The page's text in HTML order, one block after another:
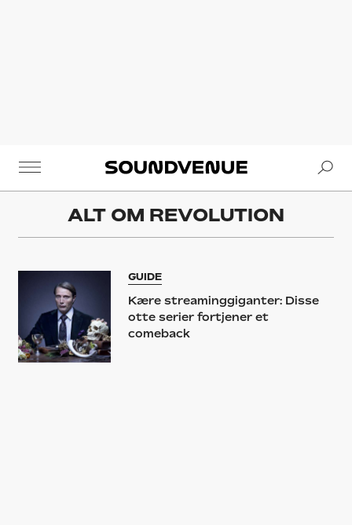
Soundvenue
ALT OM REVOLUTION
GUIDE
Kære streaminggiganter: Disse
otte serier fortjener et
comeback